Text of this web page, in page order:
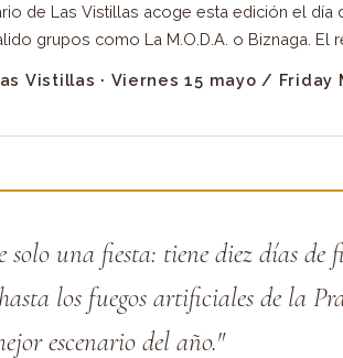
de Las Vistillas acoge esta edición el día
grupos como La M.O.D.A. o Biznaga. El
Vistillas · Viernes 15 mayo / Friday
una fiesta: tiene diez días de
los fuegos artificiales de la
escenario del año."